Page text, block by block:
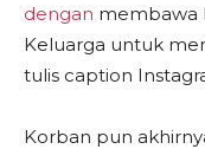
dengan membawa
Keluarga untuk
tulis caption
Korban pun